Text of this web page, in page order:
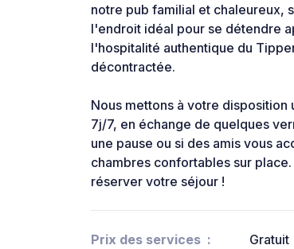
notre pub familial et chaleureux,
l'endroit idéal pour se détendre
l'hospitalité authentique du
décontractée.
Nous mettons à votre
7j/7, en échange de quelques
une pause ou si des amis vous
chambres confortables sur
réserver votre séjour !
Prix des services
Gratuit